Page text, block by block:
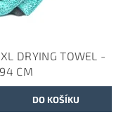
DRYING TOWEL -
CM